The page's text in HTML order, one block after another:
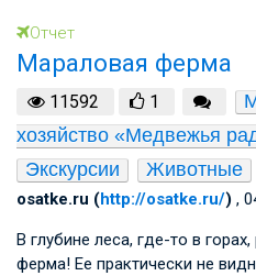
Отчет
Мараловая ферма
11592 1
хозяйство «Медвежья
Экскурсии
Животные
osatke.ru (http://osatke.ru/) ,
В глубине леса, где-то в
ферма! Ее практически не